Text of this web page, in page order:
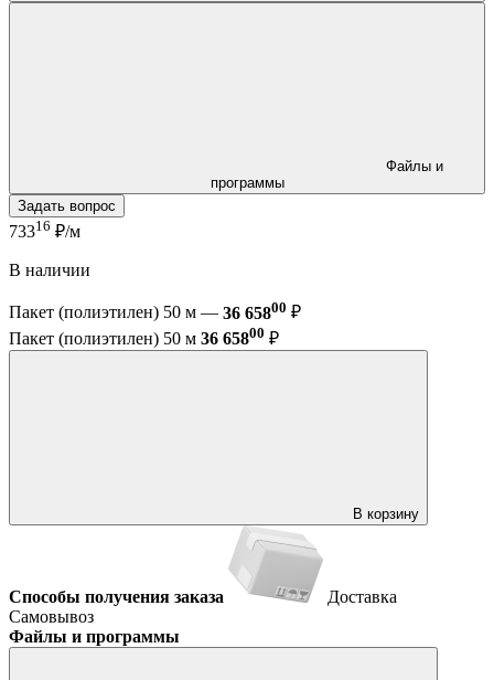
программы
Задать вопрос
73316 ₽/м
В наличии
Пакет (полиэтилен) 50 м — 36 65800 ₽
Пакет (полиэтилен) 50 м 36 65800 ₽
В корзину
Способы получения заказа
Доставка
Самовывоз
Файлы и программы